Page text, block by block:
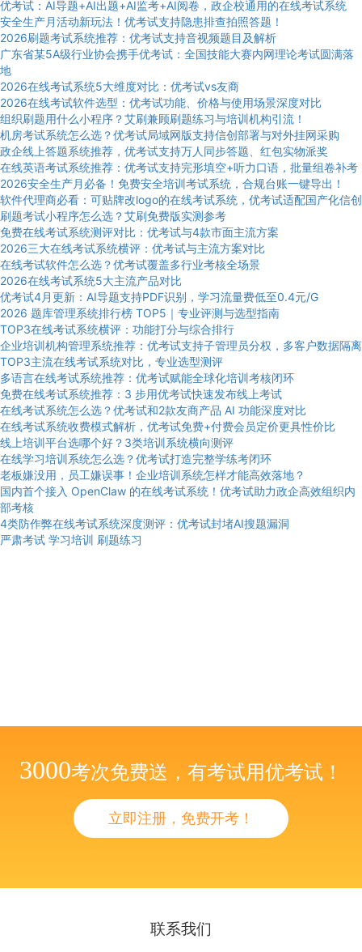
优考试：AI导题+AI出题+AI监考+AI阅卷，政企校通用的在线考试系统
安全生产月活动新玩法！优考试支持隐患排查拍照答题！
2026刷题考试系统推荐：优考试支持音视频题目及解析
广东省某5A级行业协会携手优考试：全国技能大赛内网理论考试圆满落
地
2026在线考试系统5大维度对比：优考试vs友商
2026在线考试软件选型：优考试功能、价格与使用场景深度对比
组织刷题用什么小程序？艾刷兼顾刷题练习与培训机构引流！
机房考试系统怎么选？优考试局域网版支持信创部署与对外挂网采购
政企线上答题系统推荐，优考试支持万人同步答题、红包实物派奖
在线英语考试系统推荐：优考试支持完形填空+听力口语，批量组卷补考
2026安全生产月必备！免费安全培训考试系统，合规台账一键导出！
软件代理商必看：可贴牌改logo的在线考试系统，优考试适配国产化信创
刷题考试小程序怎么选？艾刷免费版实测参考
免费在线考试系统测评对比：优考试与4款市面主流方案
2026三大在线考试系统横评：优考试与主流方案对比
在线考试软件怎么选？优考试覆盖多行业考核全场景
2026在线考试系统5大主流产品对比
优考试4月更新：AI导题支持PDF识别，学习流量费低至0.4元/G
2026 题库管理系统排行榜 TOP5｜专业评测与选型指南
TOP3在线考试系统横评：功能打分与综合排行
企业培训机构管理系统推荐：优考试支持子管理员分权，多客户数据隔离
TOP3主流在线考试系统对比，专业选型测评
多语言在线考试系统推荐：优考试赋能全球化培训考核闭环
免费在线考试系统推荐：3 步用优考试快速发布线上考试
在线考试系统怎么选？优考试和2款友商产品 AI 功能深度对比
在线考试系统收费模式解析，优考试免费+付费会员定价更具性价比
线上培训平台选哪个好？3类培训系统横向测评
在线学习培训系统怎么选？优考试打造完整学练考闭环
老板嫌没用，员工嫌误事！企业培训系统怎样才能高效落地？
国内首个接入 OpenClaw 的在线考试系统！优考试助力政企高效组织内
部考核
4类防作弊在线考试系统深度测评：优考试封堵AI搜题漏洞
严肃考试 学习培训 刷题练习
3000考次免费送，有考试用优考试！
立即注册，免费开考！
联系我们